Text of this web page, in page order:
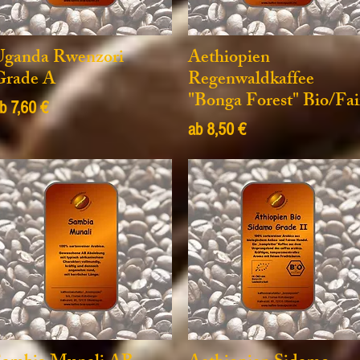
Rwenzori
A
7,60 €
Preis
Aethiopien
Regenwaldkaffee
"Bonga Forest" Bio/
ab8,50 €
Sale-Preis